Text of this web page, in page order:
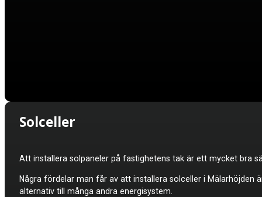
Solceller
Att installera solpaneler på fastighetens tak är ett mycket bra
Några fördelar man får av att installera solceller i Mälarhöjden
alternativ till många andra energisystem.